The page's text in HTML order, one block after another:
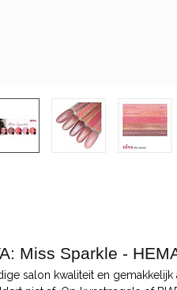
Miss Sparkle -
salon kwaliteit en